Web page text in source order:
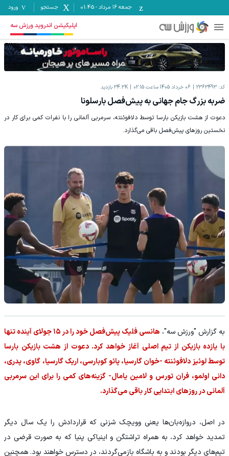
جمعه ۱۶ مرداد -
01:45 جستجو ورود
اپلیکیشن اندروید ورزش سه
کد: 2363493 06 خرداد 1405 ساعت 02:15 34.3K بازدید
ضربه بزرگ جام جهانی به پیش‌فصل بارسلونا
دعوت از هشت بازیکن بارسا توسط دلافوئنته، سرمربی آلمانی را با نفرات کمی برای کار در
نخستین روزهای پیش‌فصل باقی می‌گذارد.
به گزارش "ورزش سه"،
هانسی فلیک پیش‌فصل خود را در ۱۵ جولای آینده تنها
با یازده بازیکن از تیم اصلی آغاز خواهد کرد. دعوت از هشت بازیکن بارسا
توسط لوئیز دلافوئنته -خوان گارسیا، پائو کوبارسی، اریک گارسیا، گاوی، پدری،
دانی اولمو، فران تورس و لامین یامال- گزینه‌های کمی را برای این سرمربی
آلمانی در روزهای ابتدایی کار باقی می‌گذارد.
در اصل، دروازه‌بان‌ها یعنی وویچک شزنی که قراردادش را یک سال دیگر
تمدید خواهد کرد، به همراه تراشتگن و اینیاکی پنیا که به صورت قرضی در
تیم‌های دیگر بودند و به باشگاه بازمی‌گردند، در دسترس خواهند بود. همچنین